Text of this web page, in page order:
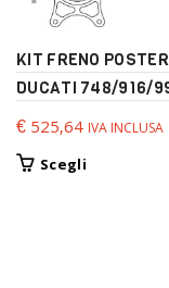
KIT FRENO
DUCATI 748/916/
€525,64 IVA INCLUSA
ScegliQuesto